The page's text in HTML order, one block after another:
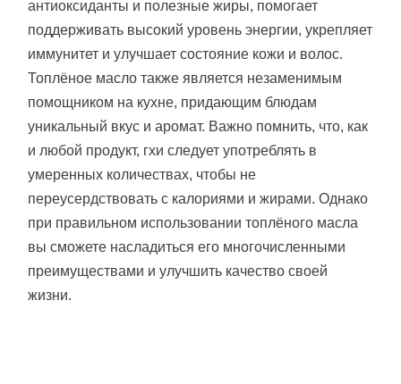
антиоксиданты и полезные жиры, помогает
поддерживать высокий уровень энергии, укрепляет
иммунитет и улучшает состояние кожи и волос.
Топлёное масло также является незаменимым
помощником на кухне, придающим блюдам
уникальный вкус и аромат. Важно помнить, что, как
и любой продукт, гхи следует употреблять в
умеренных количествах, чтобы не
переусердствовать с калориями и жирами. Однако
при правильном использовании топлёного масла
вы сможете насладиться его многочисленными
преимуществами и улучшить качество своей
жизни.